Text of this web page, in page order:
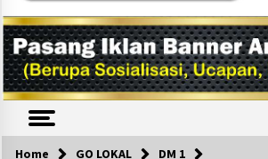
DM1
Home GO LOKAL DM 1